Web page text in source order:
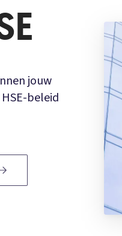
jouw
beleid